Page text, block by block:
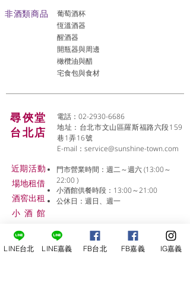
非酒類商品
葡萄酒杯
恆溫酒器
醒酒器
開瓶器與周邊
橄欖油與醋
宅食包與食材
尋俠堂
台北店
電話：02-2930-6686
地址：台北市文山區羅斯福路六段159
巷1弄16號
E-mail： service@sunshine-town.com
近期活動
場地租借
​酒窖出租
小酒 館
線上報名
門市營業時間：週二～週六 (13:00～
22:00 )
小酒館供餐時段：13:00～21:00
公休日：週日、週一
LINE台北 LINE嘉義 FB台北 FB嘉義 IG嘉義